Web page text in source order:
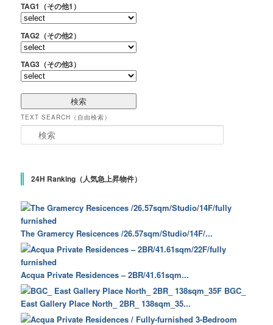
TAG1（その他1）
TAG2（その他2）
TAG3（その他3）
TEXT SEARCH（自由検索）
24H Ranking（人気急上昇物件）
The Gramercy Resicences /26.57sqm/Studio/14F/...
Acqua Private Residences – 2BR/41.61sqm...
BGC_
East Gallery Place North_ 2BR_ 138sqm_35...